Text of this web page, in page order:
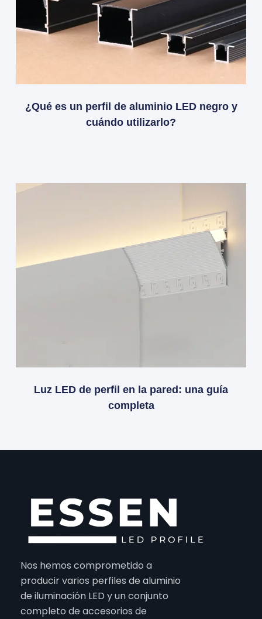
¿Qué es un perfil de aluminio LED negro y
cuándo utilizarlo?
Luz LED de perfil en la pared: una guía
completa
Nos hemos comprometido a
producir varios perfiles de aluminio
de iluminación LED y un conjunto
completo de accesorios de